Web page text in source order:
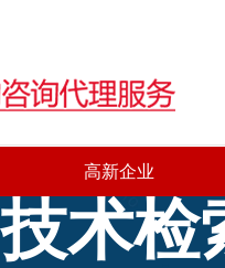
高新企业
技术检